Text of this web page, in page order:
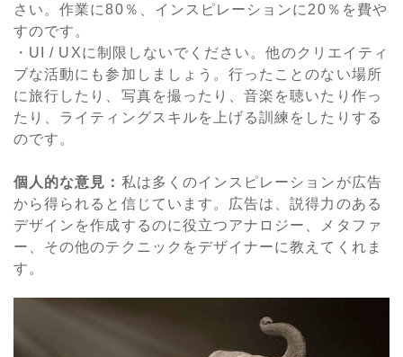
さい。作業に80％、インスピレーションに20％を費や
すのです。
・UI / UXに制限しないでください。他のクリエイティ
ブな活動にも参加しましょう。行ったことのない場所
に旅行したり、写真を撮ったり、音楽を聴いたり作っ
たり、ライティングスキルを上げる訓練をしたりする
のです。
個人的な意見： 私は多くのインスピレーションが広告
から得られると信じています。広告は、説得力のある
デザインを作成するのに役立つアナロジー、メタファ
ー、その他のテクニックをデザイナーに教えてくれま
す。